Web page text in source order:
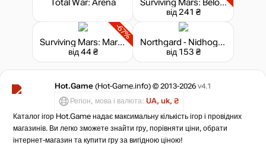
Total War: Arena
Surviving Mars: Below and Beyond
від 241 ₴
-67%
Surviving Mars: Marsvision Song Contest
від 44 ₴
Northgard - Nidhogg, Clan of the Dragon
від 153 ₴
Hot.Game (Hot-Game.info) © 2013-2026 v4.1
Регіон, мова і валюта: UA, uk, ₴
Каталог ігор Hot.Game надає максимальну кількість ігор і провідних
магазинів. Ви легко зможете знайти гру, порівняти ціни, обрати
інтернет-магазин та купити гру за вигідною ціною!